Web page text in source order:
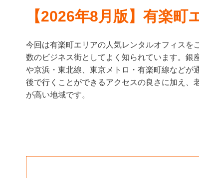
【2026年8月版】有楽
今回は有楽町エリアの人気レンタルオフィスを
数のビジネス街としてよく知られています。銀
や京浜・東北線、東京メトロ・有楽町線などが
後で行くことができるアクセスの良さに加え、
が高い地域です。